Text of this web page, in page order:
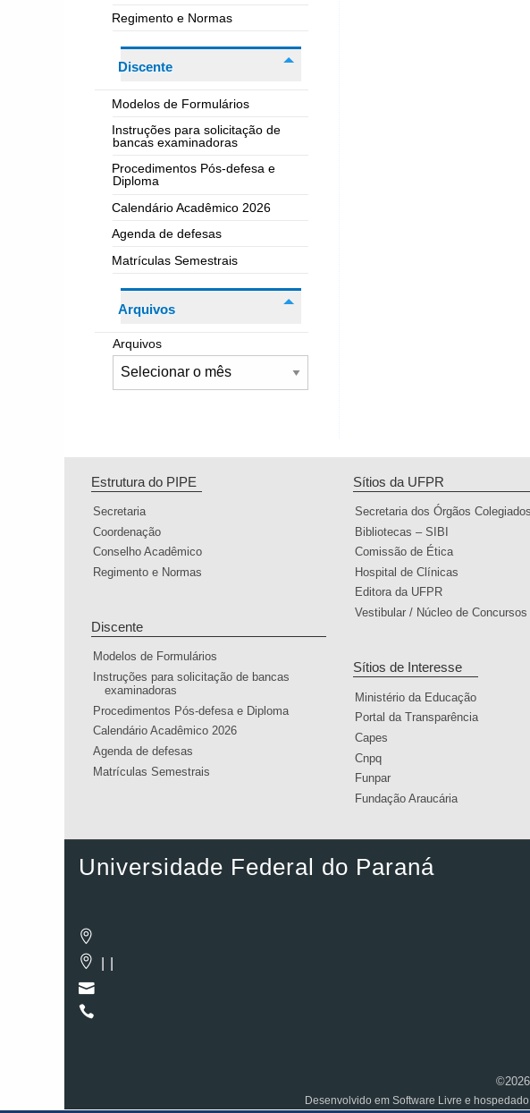
Regimento e Normas
Discente
Modelos de Formulários
Instruções para solicitação de
bancas examinadoras
Procedimentos Pós-defesa e
Diploma
Calendário Acadêmico 2026
Agenda de defesas
Matrículas Semestrais
Arquivos
Arquivos
Estrutura do PIPE
Secretaria
Coordenação
Conselho Acadêmico
Regimento e Normas
Discente
Modelos de Formulários
Instruções para solicitação de bancas
examinadoras
Procedimentos Pós-defesa e Diploma
Calendário Acadêmico 2026
Agenda de defesas
Matrículas Semestrais
Sítios da UFPR
Secretaria dos Órgãos Colegiados
Bibliotecas – SIBI
Comissão de Ética
Hospital de Clínicas
Editora da UFPR
Vestibular / Núcleo de Concursos
Sítios de Interesse
Ministério da Educação
Portal da Transparência
Capes
Cnpq
Funpar
Fundação Araucária
Universidade Federal do Paraná
Desenvolvido em Software Livre e